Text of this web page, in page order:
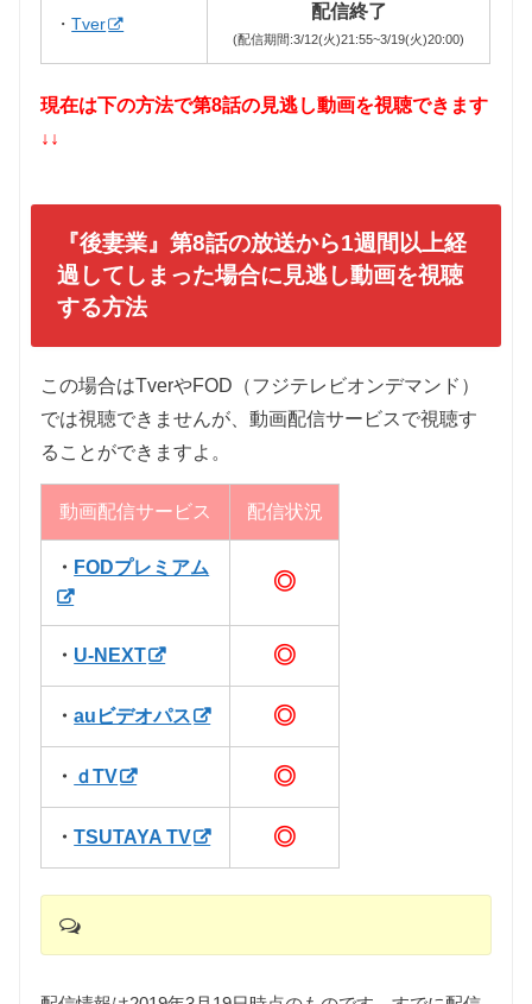
・Tver
配信終了
(配信期間:3/12(火)21:55~3/19(火)20:00)
現在は下の方法で第8話の見逃し動画を視聴できます
↓↓
『後妻業』第8話の放送から1週間以上経
過してしまった場合に見逃し動画を視聴
する方法
この場合はTverやFOD（フジテレビオンデマンド）
では視聴できませんが、動画配信サービスで視聴す
ることができますよ。
動画配信サービス 配信状況
・ FODプレミアム
◎
・ U-NEXT ◎
・auビデオパス ◎
・ ｄTV ◎
・TSUTAYA TV ◎